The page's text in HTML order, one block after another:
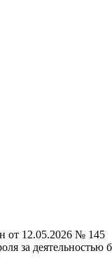
от 12.05.2026 № 145
за